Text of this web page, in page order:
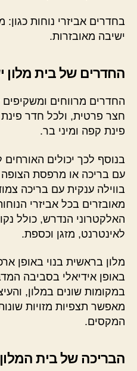
בחדרים אביזרי נוחות כגון:
ישיבה מאובזרות.
החדרים של בית מלון
החדרים מרווחים
חצר פרטית, ולכל חדר פינת
פינת קפה ומיני בר.
בנוסף לכך יכולים האורחים
עם בריכה או מרפסת הצופה
בווילה ענקית עם בריכה
מאובזרים בכל אביזרי
האלקטרוני הנדרש, כולל
לאינטרנט, מזגן וכספת.
מלון בראשית בנוי באופן
באופן אידיאלי בסביבה
במקומות שונים במלון,
מאפשר תצפיות מזויות
המקסים.
הבריכה של בית המלון